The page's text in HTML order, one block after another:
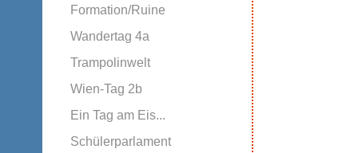
Formation/Ruine
Wandertag 4a
Trampolinwelt
Wien-Tag 2b
Ein Tag am Eis...
Schülerparlament